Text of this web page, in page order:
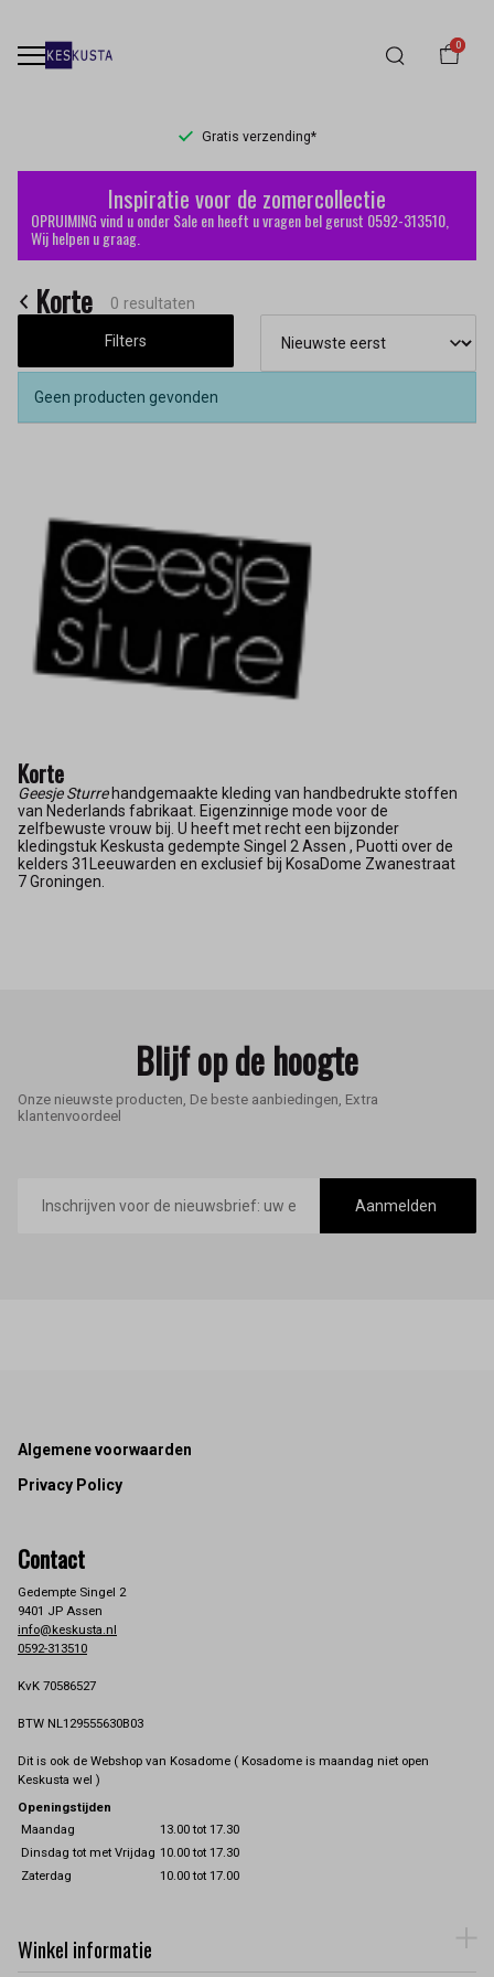
0
Gratis verzending*
Korte
Keskusta
Inspiratie voor de zomercollectie
OPRUIMING vind u onder Sale en heeft u vragen bel gerust 0592-313510,
Wij helpen u graag.
Korte 0 resultaten
Filters
Geen producten gevonden
Korte
Geesje Sturrehandgemaakte kleding van handbedrukte stoffen
van Nederlands fabrikaat. Eigenzinnige mode voor de
zelfbewuste vrouw bij. U heeft met recht een bijzonder
kledingstuk Keskusta gedempte Singel 2 Assen , Puotti over de
kelders 31Leeuwarden en exclusief bij KosaDome Zwanestraat
7 Groningen.
Blijf op de hoogte
Onze nieuwste producten, De beste aanbiedingen, Extra
klantenvoordeel
mailadres
Aanmelden
Footer
Algemene voorwaarden
Privacy Policy
Contact
Gedempte Singel 2
9401 JP Assen
info@keskusta.nl
0592-313510
KvK 70586527
BTW NL129555630B03
Dit is ook de Webshop van Kosadome ( Kosadome is maandag niet open
Keskusta wel )
Openingstijden
Maandag
13.00 tot 17.30
Dinsdag tot met Vrijdag 10.00 tot 17.30
Zaterdag
10.00 tot 17.00
Winkel informatie